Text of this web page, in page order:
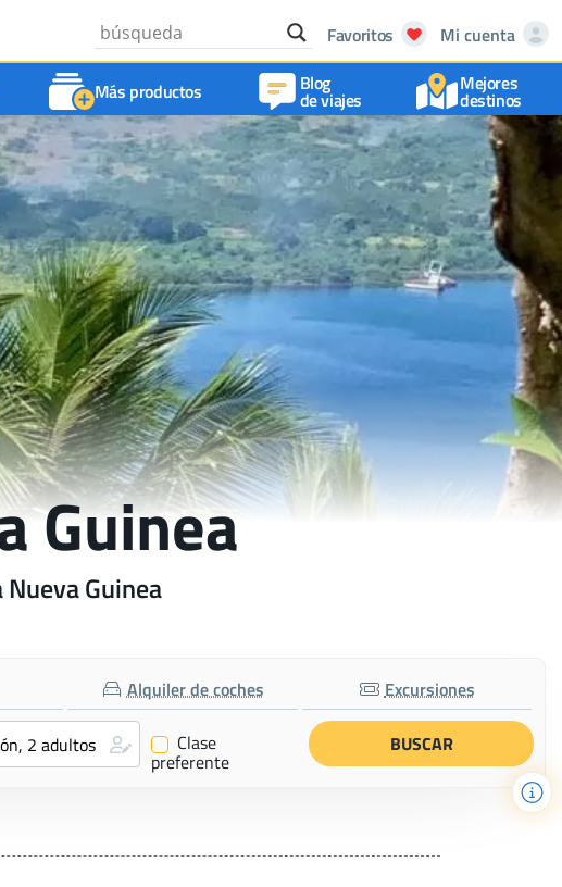
Favoritos
Mi cuenta
Más productos Blog
de viajes
Mejores
destinos
Guinea
Guinea
Alquiler de coches Excursiones
✔ Clase
preferente